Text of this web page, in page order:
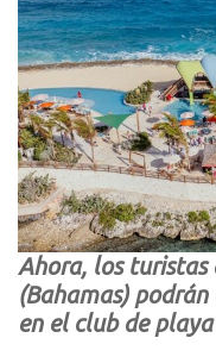
Ahora, los turistas
(Bahamas) podrán
en el club de